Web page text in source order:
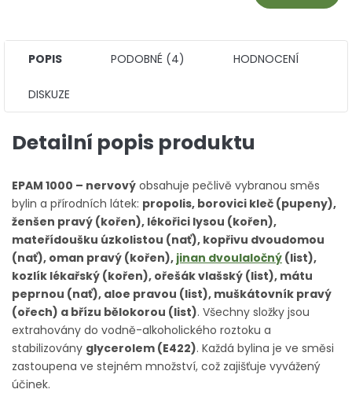
POPIS PODOBNÉ (4) HODNOCENÍ
DISKUZE
Detailní popis produktu
EPAM 1000 – nervový obsahuje pečlivě vybranou směs
bylin a přírodních látek: propolis, borovici kleč (pupeny),
ženšen pravý (kořen), lékořici lysou (kořen),
mateřídoušku úzkolistou (nať), kopřivu dvoudomou
(nať), oman pravý (kořen), jinan dvoulaločný (list),
kozlík lékařský (kořen), ořešák vlašský (list), mátu
peprnou (nať), aloe pravou (list), muškátovník pravý
(ořech) a břízu bělokorou (list). Všechny složky jsou
extrahovány do vodně-alkoholického roztoku a
stabilizovány glycerolem (E422). Každá bylina je ve směsi
zastoupena ve stejném množství, což zajišťuje vyvážený
účinek.